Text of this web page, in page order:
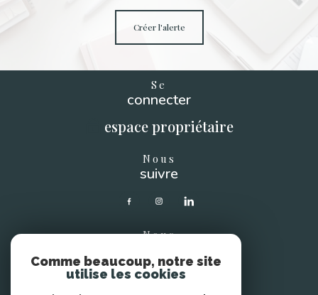
créer l'alerte
Se
connecter
espace propriétaire
Nous
suivre
Nous
Comme beaucoup, notre site
utilise les cookies